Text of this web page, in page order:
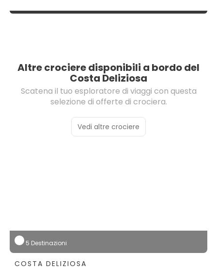
Altre crociere disponibili a bordo del
Costa Deliziosa
Scatena il tuo esploratore di viaggi con questa
selezione di offerte di crociera.
Vedi altre crociere
5 Destinazioni
COSTA DELIZIOSA